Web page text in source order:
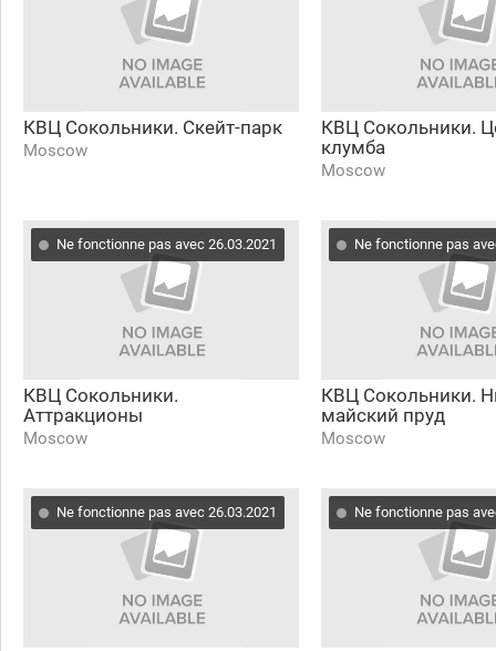
КВЦ Сокольники. Скейт-парк
Moscow
КВЦ Сокольники.
клумба
Moscow
Ne fonctionne pas avec 26.03.2021
КВЦ Сокольники.
Аттракционы
Moscow
Ne fonctionne pas
КВЦ Сокольники.
майский пруд
Moscow
Ne fonctionne pas avec 26.03.2021 Ne fonctionne pas